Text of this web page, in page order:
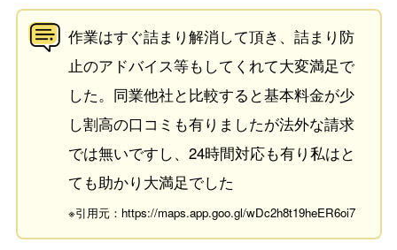
作業はすぐ詰まり解消して頂き、詰まり防
止のアドバイス等もしてくれて大変満足で
した。同業他社と比較すると基本料金が少
し割高の口コミも有りましたが法外な請求
では無いですし、24時間対応も有り私はと
ても助かり大満足でした
※引用元：https://maps.app.goo.gl/wDc2h8t19heER6oi7